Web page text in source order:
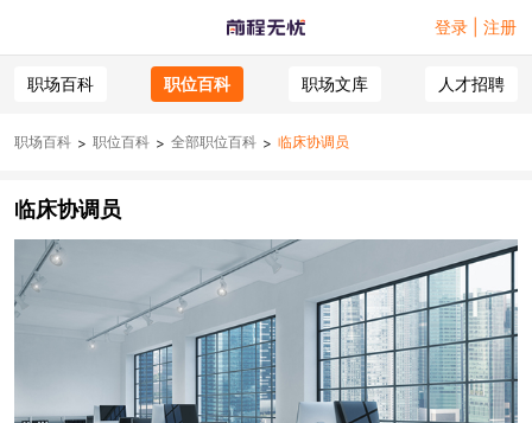
登录 | 注册
职场百科 职位百科 职场文库 人才招聘
职场百科 > 职位百科 > 全部职位百科 > 临床协调员
临床协调员